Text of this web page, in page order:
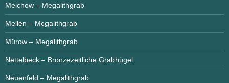
Meichow – Megalithgrab
Mellen – Megalithgrab
Mürow – Megalithgrab
Nettelbeck – Bronzezeitliche Grabhügel
Neuenfeld – Megalithgrab